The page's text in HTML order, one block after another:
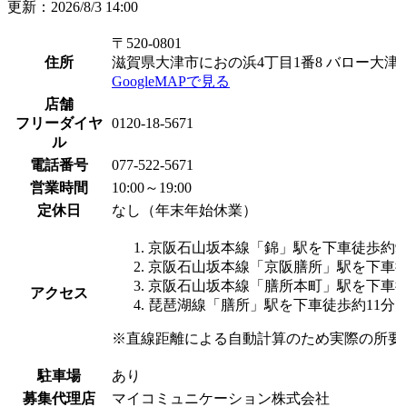
更新：2026/8/3 14:00
住所
〒520-0801
滋賀県大津市におの浜4丁目1番8 バロー大
GoogleMAPで見る
店舗
フリーダイヤ
ル
0120-18-5671
電話番号 077-522-5671
営業時間
10:00～19:00
定休日
なし（年末年始休業）
アクセス
京阪石山坂本線「錦」駅を下車徒歩
京阪石山坂本線「京阪膳所」駅を下
京阪石山坂本線「膳所本町」駅を下
琵琶湖線「膳所」駅を下車徒歩約11分
※直線距離による自動計算のため実際の所
駐車場 あり
募集代理店
マイコミュニケーション株式会社